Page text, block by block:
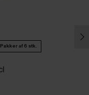
Pakker af 6 stk.